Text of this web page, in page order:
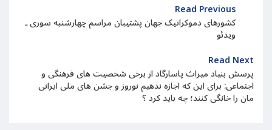
Read Previous
کشورهای دموکراتیک جهان پشتیبان مراسم چهارشنبه سوری ـ
ویدئو
Read Next
پرسش بنیاد میراث پاسارگاد از برخی شخصیت های فرهنگی و
اجتماعی: برای این که اجازه ندهیم نوروز و جشن های ملی ایرانی
مان را خانگی کنند؛ چه باید کرد ؟